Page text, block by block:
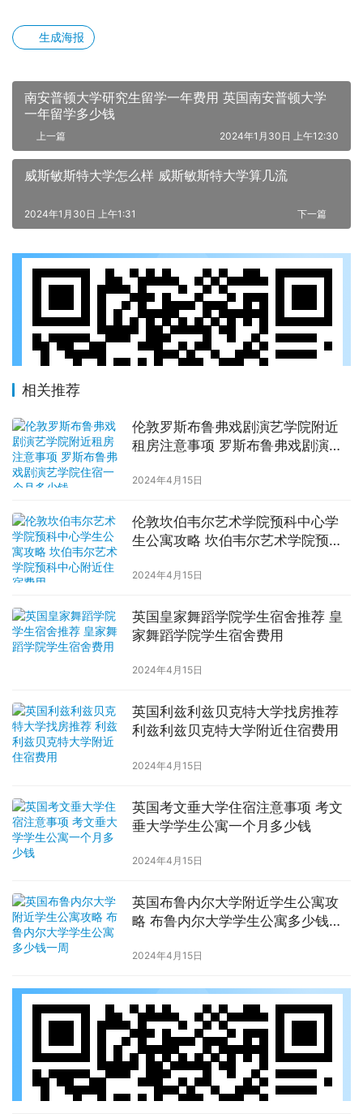
生成海报
南安普顿大学研究生留学一年费用 英国南安普顿大学
一年留学多少钱
上一篇 2024年1月30日 上午12:30
威斯敏斯特大学怎么样 威斯敏斯特大学算几流
下一篇
2024年1月30日 上午1:31
相关推荐
伦敦罗斯布鲁弗戏剧演艺学院附近
租房注意事项 罗斯布鲁弗戏剧演艺
2024年4月15日
伦敦坎伯韦尔艺术学院预科中心学
生公寓攻略 坎伯韦尔艺术学院预科
2024年4月15日
英国皇家舞蹈学院学生宿舍推荐 皇
家舞蹈学院学生宿舍费用
2024年4月15日
英国利兹利兹贝克特大学找房推荐
利兹利兹贝克特大学附近住宿费用
2024年4月15日
英国考文垂大学住宿注意事项 考文
垂大学学生公寓一个月多少钱
2024年4月15日
英国布鲁内尔大学附近学生公寓攻
略 布鲁内尔大学学生公寓多少钱一
2024年4月15日